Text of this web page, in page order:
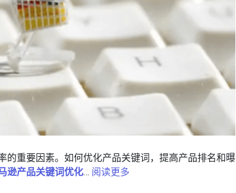
重要因素。如何优化产品关键词，提高产品排名和曝
逊产品关键词优化… 阅读更多